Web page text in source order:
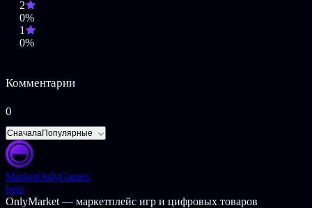
незаметно/трудно определить до самого конца.
2
0%
1
0%
Комментарии
0
СначалаПопулярные
MarketOnlyGames
beta
OnlyMarket — маркетплейс игр и цифровых товаров